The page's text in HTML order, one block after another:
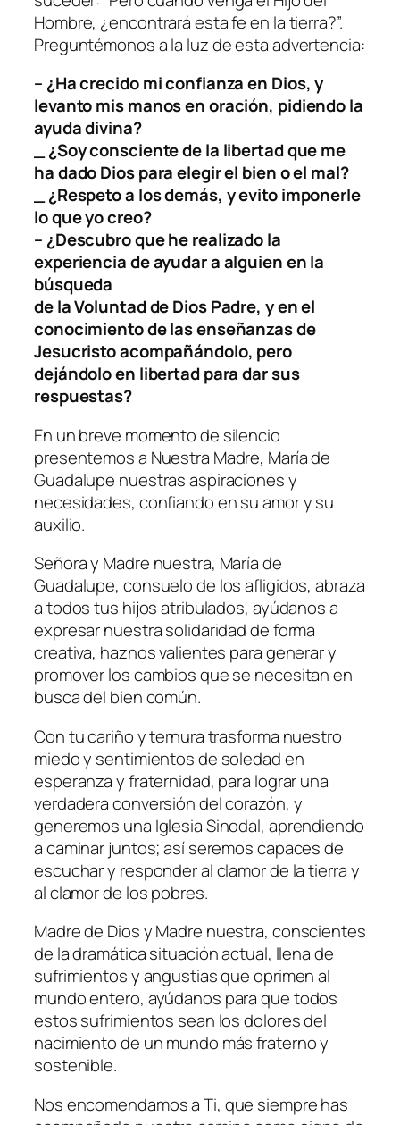
Hombre, ¿encontrará esta fe en la tierra?”.
Preguntémonos a la luz de esta advertencia:
– ¿Ha crecido mi confianza en Dios, y
levanto mis manos en oración, pidiendo la
ayuda divina?
_ ¿Soy consciente de la libertad que me
ha dado Dios para elegir el bien o el mal?
_ ¿Respeto a los demás, y evito imponerle
lo que yo creo?
– ¿Descubro que he realizado la
experiencia de ayudar a alguien en la
búsqueda
de la Voluntad de Dios Padre, y en el
conocimiento de las enseñanzas de
Jesucristo acompañándolo, pero
dejándolo en libertad para dar sus
respuestas?
En un breve momento de silencio
presentemos a Nuestra Madre, María de
Guadalupe nuestras aspiraciones y
necesidades, confiando en su amor y su
auxilio.
Señora y Madre nuestra, María de
Guadalupe, consuelo de los afligidos, abraza
a todos tus hijos atribulados, ayúdanos a
expresar nuestra solidaridad de forma
creativa, haznos valientes para generar y
promover los cambios que se necesitan en
busca del bien común.
Con tu cariño y ternura trasforma nuestro
miedo y sentimientos de soledad en
esperanza y fraternidad, para lograr una
verdadera conversión del corazón, y
generemos una Iglesia Sinodal, aprendiendo
a caminar juntos; así seremos capaces de
escuchar y responder al clamor de la tierra y
al clamor de los pobres.
Madre de Dios y Madre nuestra, conscientes
de la dramática situación actual, llena de
sufrimientos y angustias que oprimen al
mundo entero, ayúdanos para que todos
estos sufrimientos sean los dolores del
nacimiento de un mundo más fraterno y
sostenible.
Nos encomendamos a Ti, que siempre has